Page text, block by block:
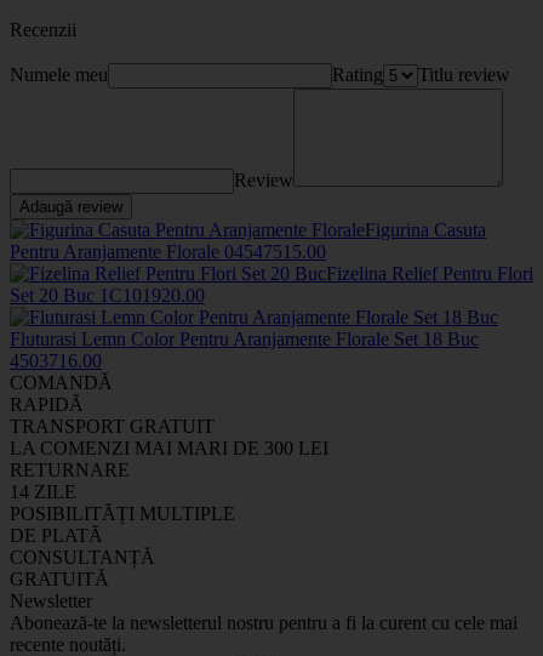
Recenzii
Numele meu Rating Titlu review
Review
Adaugă review
Figurina Casuta
Pentru Aranjamente Florale 04547515.00
Fizelina Relief Pentru Flori
Set 20 Buc 1C101920.00
Fluturasi Lemn Color Pentru Aranjamente Florale Set 18 Buc
4503716.00
COMANDĂ
RAPIDĂ
TRANSPORT GRATUIT
LA COMENZI MAI MARI DE 300 LEI
RETURNARE
14 ZILE
POSIBILITĂȚI MULTIPLE
DE PLATĂ
CONSULTANȚĂ
GRATUITĂ
Newsletter
Abonează-te la newsletterul nostru pentru a fi la curent cu cele mai
recente noutăți.